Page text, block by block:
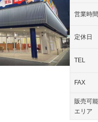
ウォークスルー
シートエアコン
－ エアサスペンション
営業時間
定休日
TEL
FAX
販売可能
エリア